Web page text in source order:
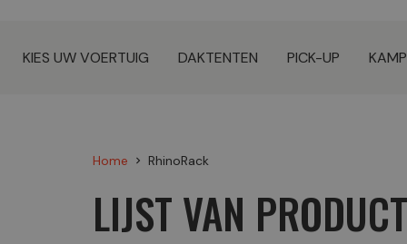
KIES UW VOERTUIG DAKTENTEN PICK-UP
Home chevron_right RhinoRack
LIJST VAN